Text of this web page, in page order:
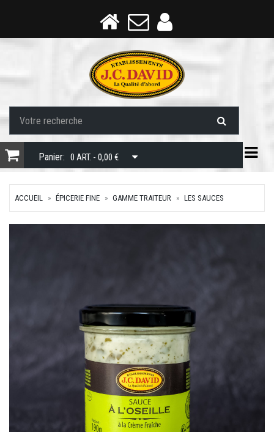
Panier: 0 ART. - 0,00 €
ACCUEIL ÉPICERIE FINE GAMME TRAITEUR LES SAUCES